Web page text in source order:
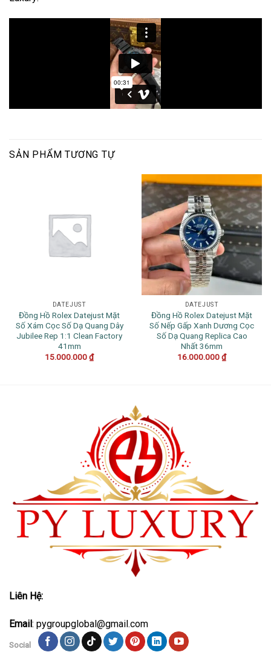
SẢN PHẨM TƯƠNG TỰ
DATEJUST
Đồng Hồ Rolex Datejust Mặt
Số Xám Cọc Số Dạ Quang Dây
Jubilee Rep 1:1 Clean Factory
41mm
15.000.000₫
DATEJUST
Đồng Hồ Rolex Datejust Mặt
Số Nếp Gấp Xanh Dương Cọc
Số Dạ Quang Replica Cao
Nhất 36mm
16.000.000₫
Liên Hệ:
Email: pygroupglobal@gmail.com
Social